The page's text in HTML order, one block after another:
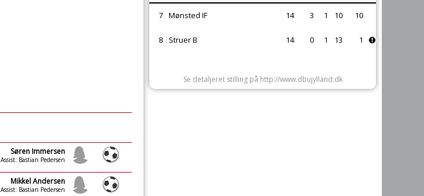
Søren Immersen
Assist: Bastian Pedersen
Mikkel Andersen
Assist: Bastian Pedersen
7 Mønsted IF 14 3 1 10 10
8 Struer B 14 0 1 13 1
Se detaljeret stilling på http://www.dbujylland.dk